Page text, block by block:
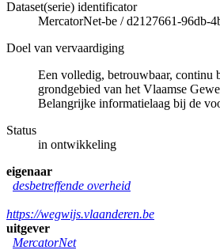
Dataset(serie) identificator
MercatorNet-be /d2127661-96db-
Doel van vervaardiging
Een volledig, betrouwbaar, continu
grondgebied van het Vlaamse
Belangrijke informatielaag bij de
Status
in ontwikkeling
eigenaar
desbetreffende overheid
https://wegwijs.vlaanderen.be
uitgever
MercatorNet